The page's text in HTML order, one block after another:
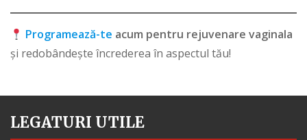
Programează-te acum pentru rejuvenare vaginala
și redobândește încrederea în aspectul tău!
LEGATURI UTILE